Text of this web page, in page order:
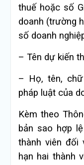
thuế hoặc số
doanh (trường
số doanh
– Tên dự kiến
– Họ, tên,
pháp luật của
Kèm theo
bản sao hợp
thành viên đối
hạn hai thành